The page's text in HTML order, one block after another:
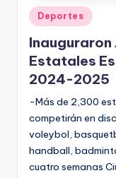
Publicado
en
Deportes
Estatales
2024-2025
-Más de 2,300
competirán en
voleybol,
handball,
cuatro semanas